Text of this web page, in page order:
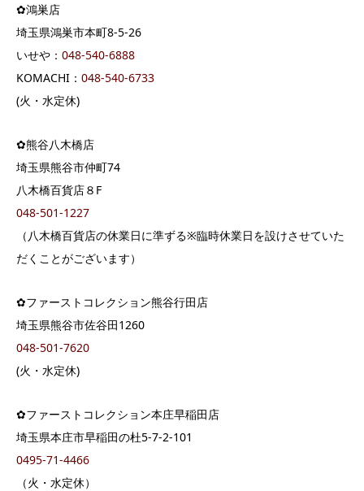
✿鴻巣店
埼玉県鴻巣市本町8-5-26
いせや： 048-540-6888
KOMACHI： 048-540-6733
(火・水定休)
✿熊谷八木橋店
埼玉県熊谷市仲町74
八木橋百貨店８F
048-501-1227
（八木橋百貨店の休業日に準ずる※臨時休業日を設けさせていた
だくことがございます）
✿ファーストコレクション熊谷行田店
埼玉県熊谷市佐谷田1260
048-501-7620
(火・水定休)
✿ファーストコレクション本庄早稲田店
埼玉県本庄市早稲田の杜5-7-2-101
0495-71-4466
（火・水定休）